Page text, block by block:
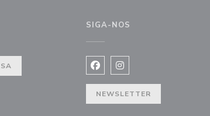
SIGA-NOS
Facebook ((abre numa nova
Instagram ((abre numa
NEWSLETTER